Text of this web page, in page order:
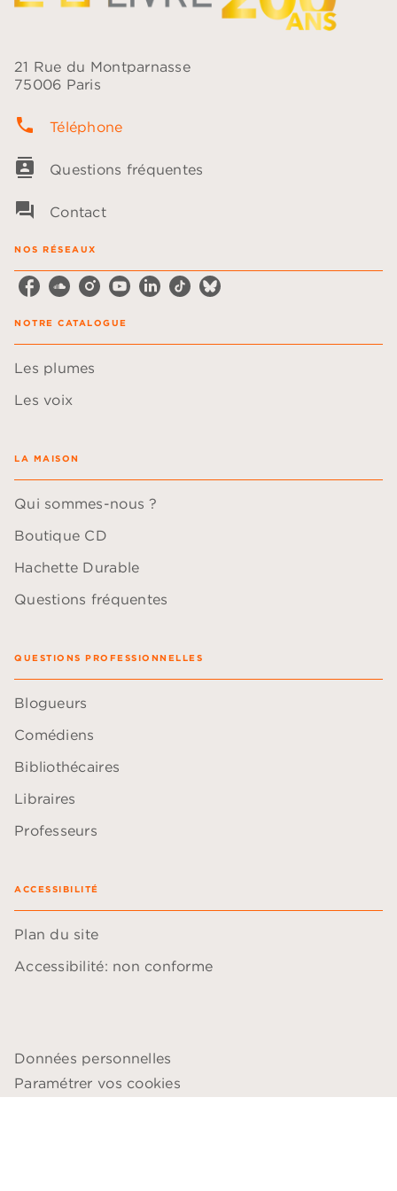
21 Rue du Montparnasse
75006 Paris
phone Téléphone
contacts Questions fréquentes
question_answer Contact
NOS RÉSEAUX
NOTRE CATALOGUE
Les plumes
Les voix
LA MAISON
Qui sommes-nous ?
Boutique CD
Hachette Durable
Questions fréquentes
QUESTIONS PROFESSIONNELLES
Blogueurs
Comédiens
Bibliothécaires
Libraires
Professeurs
ACCESSIBILITÉ
Plan du site
Accessibilité: non conforme
Données personnelles
Paramétrer vos cookies